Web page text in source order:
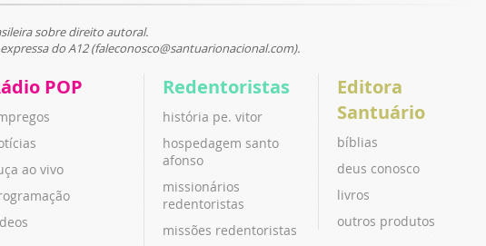
sobre direito autoral.
do A12 (faleconosco@santuarionacional.com).
POP
ao vivo
Redentoristas
história pe. vitor
hospedagem santo
afonso
missionários
redentoristas
missões redentoristas
Editora
Santuário
bíblias
deus conosco
livros
outros produtos